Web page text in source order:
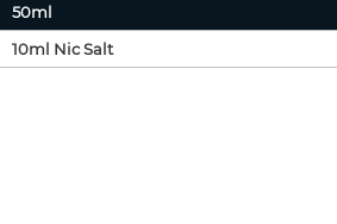
50ml
10ml Nic Salt